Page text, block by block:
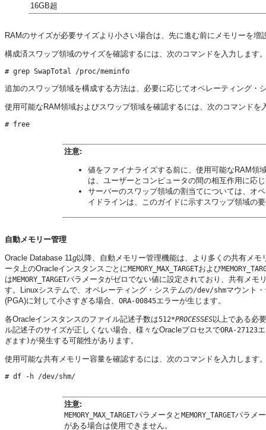
16GB超
RAMのサイズが必要サイズより小さい場合は、先に進む前にメモリーを増
構成済スワップ領域のサイズを確認するには、次のコマンドを入力します
追加のスワップ領域を構成する方法は、必要に応じてオペレーティング・
使用可能なRAM領域およびスワップ領域を確認するには、次のコマンドを
注意:
値をファイナライズする前に、使用可能なRAM領
は、ユーザーとコンピュータの間の相互作用に応
サーバーのスワップ領域の割当てについては、オ
イドラインは、このガイドに示すスワップ領域の
自動メモリー管理
Oracle Database 11g以降、自動メモリー管理機能は、より多くの共有メモ
ータ上のOracleインスタンスごとにMEMORY_MAX_TARGETおよび
はMEMORY_TARGETパラメータがゼロでない値に設定されており、共有メモ
す。Linuxシステムで、オペレーティング・システムの/dev/shmマウント
(PGA)に対して小さすぎる場合、 ORA-00845エラーが生じます。
各Oracleインスタンスのファイル記述子数は512*PROCESSES以上である必
ル記述子のサイズが正しくない場合、様々なOracleプロセスでORA-27123
ぎます)が発生する可能性があります。
使用可能な共有メモリー容量を確認するには、次のコマンドを入力します
注意:
MEMORY_MAX_TARGETパラメータと MEMORY_TARGETパラメ
がある場合は使用できません。